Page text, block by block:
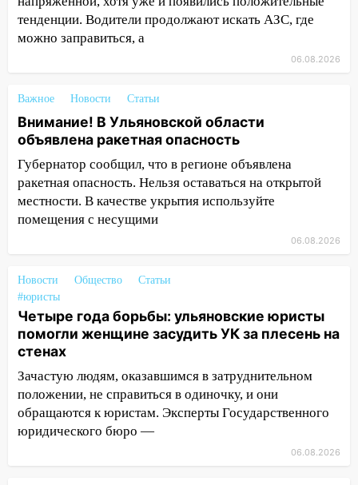
восстановили освещение
15:23
За неделю ульяновские спасатели
Житель Димитровграда поверил в
«посылку от дочери» и лишился более 3
миллионов рублей
14:30
Застолье закончилось кражей:
ульяновец перевёл себе деньги с карты
знакомого
14:01 За неделю в Ульяновской области
но едва не отдал мошенникам 530
тысяч рублей
13:30 Пять встреч и почти 5 млн рублей:
ульяновский пенсионер отдал деньги
13:16 На Московском шоссе Opel не
уступил дорогу и столкнулся с Kia:
водитель госпитализирован
тенденции. Водители продолжают искать АЗС, где
можно заправиться, а
06.08.2026
Важное Новости Статьи
Внимание! В Ульяновской области
объявлена ракетная опасность
Губернатор сообщил, что в регионе объявлена
ракетная опасность. Нельзя оставаться на открытой
местности. В качестве укрытия используйте
помещения с несущими
06.08.2026
Новости Общество
Статьи
#юристы
Четыре года борьбы: ульяновские юристы
помогли женщине засудить УК за плесень на
стенах
Зачастую людям, оказавшимся в затруднительном
положении, не справиться в одиночку, и они
обращаются к юристам. Эксперты Государственного
юридического бюро —
06.08.2026